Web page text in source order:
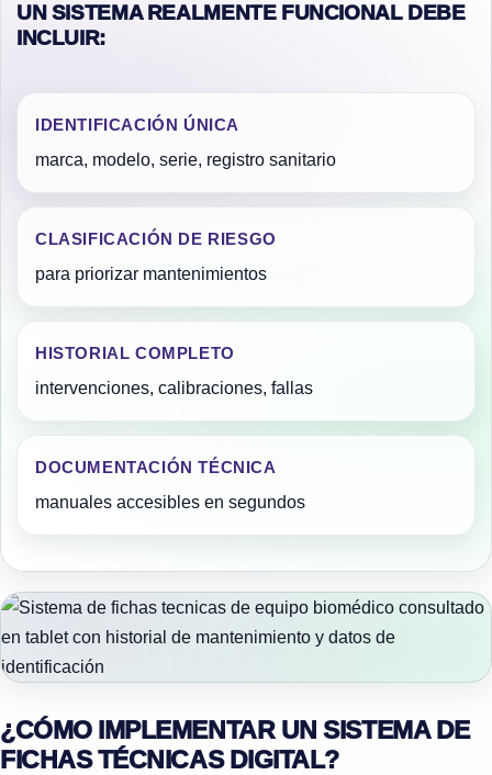
UN SISTEMA REALMENTE FUNCIONAL DEBE
INCLUIR:
IDENTIFICACIÓN ÚNICA
marca, modelo, serie, registro sanitario
CLASIFICACIÓN DE RIESGO
para priorizar mantenimientos
HISTORIAL COMPLETO
intervenciones, calibraciones, fallas
DOCUMENTACIÓN TÉCNICA
manuales accesibles en segundos
¿CÓMO IMPLEMENTAR UN SISTEMA DE
FICHAS TÉCNICAS DIGITAL?